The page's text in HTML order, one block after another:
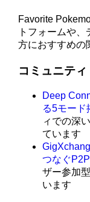
Favorite
トフォームや
方におすすめの
コミュニテ
Deep
る5モード
ィでの深
ています
つなぐ
ザー参加
います